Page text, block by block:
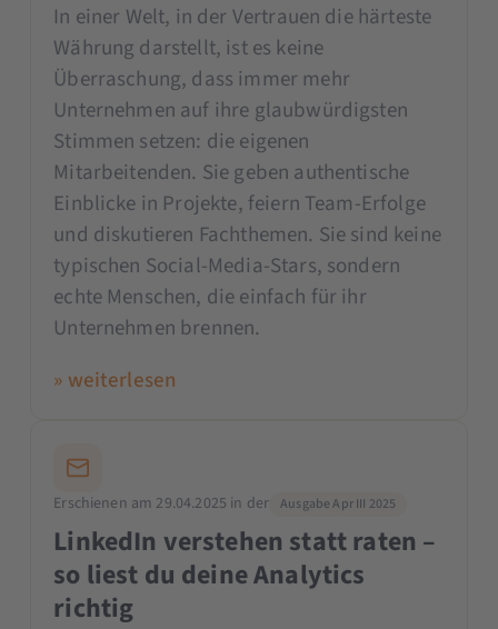
In einer Welt, in der Vertrauen die härteste
Währung darstellt, ist es keine
Überraschung, dass immer mehr
Unternehmen auf ihre glaubwürdigsten
Stimmen setzen: die eigenen
Mitarbeitenden. Sie geben authentische
Einblicke in Projekte, feiern Team-Erfolge
und diskutieren Fachthemen. Sie sind keine
typischen Social-Media-Stars, sondern
echte Menschen, die einfach für ihr
Unternehmen brennen.
» weiterlesen
Erschienen am 29.04.2025 in der Ausgabe Apr III 2025
LinkedIn verstehen statt raten –
so liest du deine Analytics
richtig